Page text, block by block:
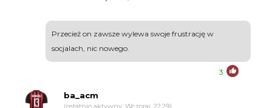
Przecież on zawsze wylewa swoje frustrację w
socjalach, nic nowego.
3
ba_acm